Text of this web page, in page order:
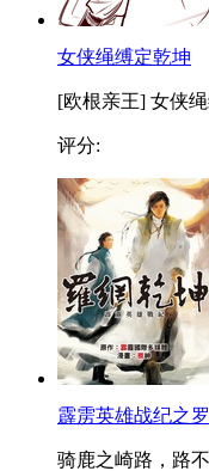
女侠绳缚定乾坤
[欧根亲王] 女侠
评分:
霹雳英雄战纪之
骑鹿之崎路，路